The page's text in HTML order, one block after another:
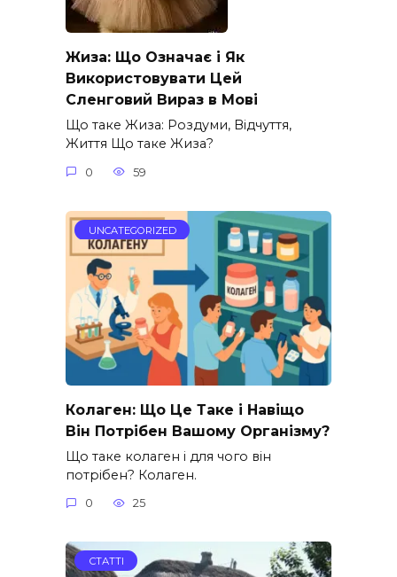
Жиза: Що Означає і Як
Використовувати Цей
Сленговий Вираз в Мові
Що таке Жиза: Роздуми, Відчуття,
Життя Що таке Жиза?
0 59
UNCATEGORIZED
Колаген: Що Це Таке і Навіщо
Він Потрібен Вашому Організму?
Що таке колаген і для чого він
потрібен? Колаген.
0 25
СТАТТІ